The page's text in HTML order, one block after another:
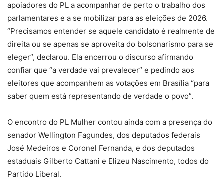
apoiadores do PL a acompanhar de perto o trabalho dos
parlamentares e a se mobilizar para as eleições de 2026.
“Precisamos entender se aquele candidato é realmente de
direita ou se apenas se aproveita do bolsonarismo para se
eleger”, declarou. Ela encerrou o discurso afirmando
confiar que “a verdade vai prevalecer” e pedindo aos
eleitores que acompanhem as votações em Brasília “para
saber quem está representando de verdade o povo”.
O encontro do PL Mulher contou ainda com a presença do
senador Wellington Fagundes, dos deputados federais
José Medeiros e Coronel Fernanda, e dos deputados
estaduais Gilberto Cattani e Elizeu Nascimento, todos do
Partido Liberal.